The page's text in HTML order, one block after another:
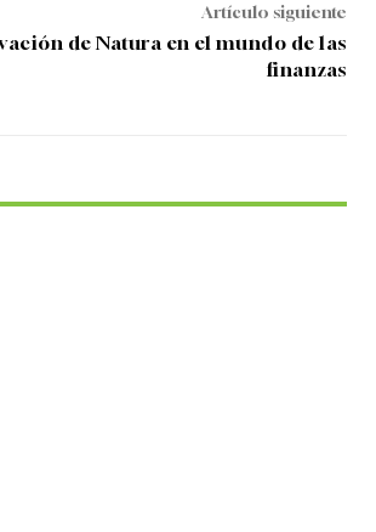
Artículo siguiente
de Natura en el mundo de las
finanzas